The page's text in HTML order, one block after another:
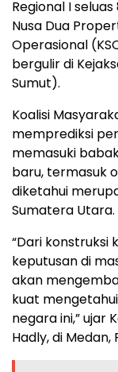
Regional I
Nusa Dua
Operasional
bergulir di
Sumut).
Koalisi
memprediksi
memasuki
baru, termasuk
diketahui
Sumatera Utara.
“Dari konstruksi
keputusan di
akan
kuat
negara ini,” ujar
Hadly, di Medan,